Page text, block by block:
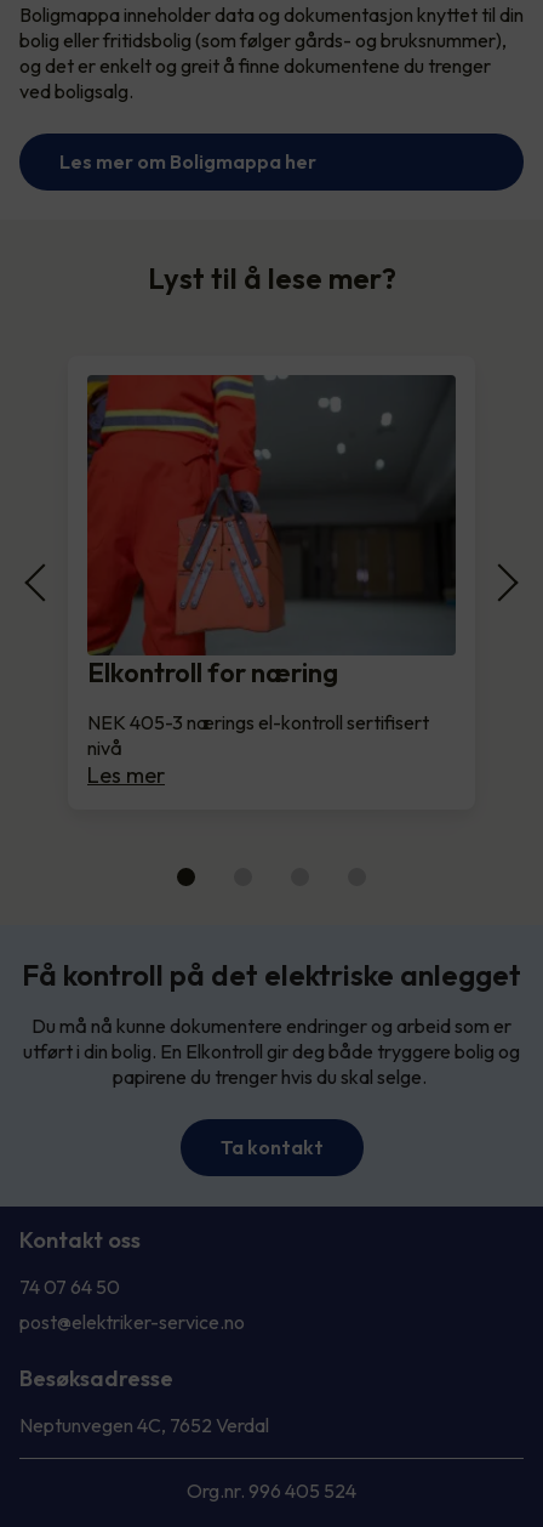
Boligmappa inneholder data og dokumentasjon knyttet til din
bolig eller fritidsbolig (som følger gårds- og bruksnummer),
og det er enkelt og greit å finne dokumentene du trenger
ved boligsalg.
Les mer om Boligmappa her
Lyst til å lese mer?
Elkontroll for næring
NEK 405-3 nærings el-kontroll sertifisert
nivå
Les mer
Få kontroll på det elektriske anlegget
Du må nå kunne dokumentere endringer og arbeid som er
utført i din bolig. En Elkontroll gir deg både tryggere bolig og
papirene du trenger hvis du skal selge.
Ta kontakt
Kontakt oss
74 07 64 50
post@elektriker-service.no
Besøksadresse
Neptunvegen 4C, 7652 Verdal
Org.nr. 996 405 524